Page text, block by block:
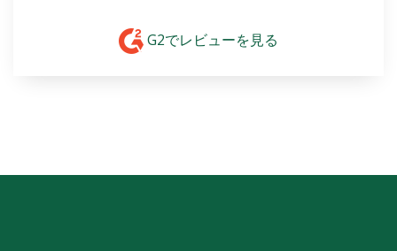
G2でレビューを見る